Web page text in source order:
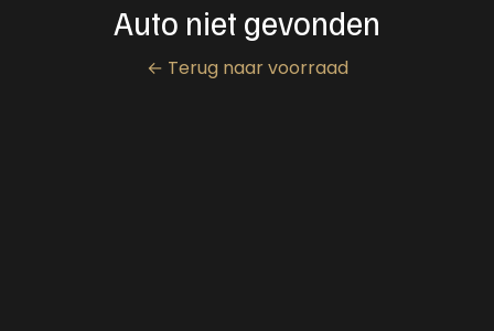
Auto niet gevonden
← Terug naar voorraad